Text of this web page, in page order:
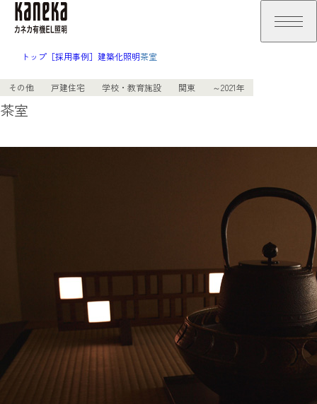
トップ ［採用事例］建築化照明茶室
その他 戸建住宅 学校・教育施設 関東 ～2021年
茶室